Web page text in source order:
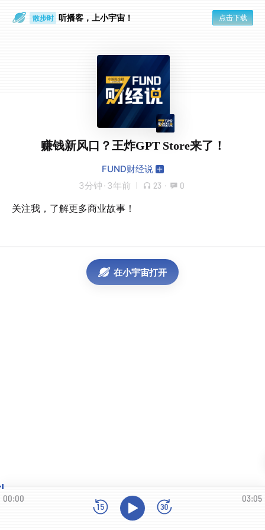
散步时 听播客，上小宇宙！ 点击下载
赚钱新风口？王炸GPT Store来了！
FUND财经说
3分钟 · 3年前 23 · 0
关注我，了解更多商业故事！
在小宇宙打开
00:00 03:05